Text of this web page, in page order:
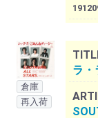
倉庫
再入荷
ラ・